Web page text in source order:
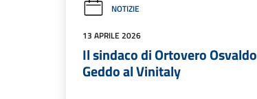
NOTIZIE
13 APRILE 2026
Il sindaco di Ortovero Osvaldo
Geddo al Vinitaly